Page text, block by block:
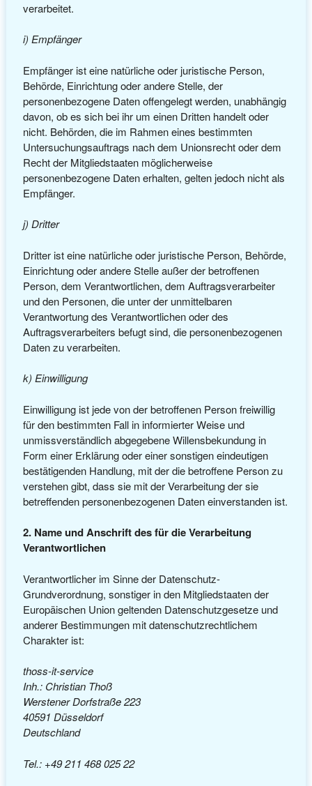
verarbeitet.
i) Empfänger
Empfänger ist eine natürliche oder juristische Person,
Behörde, Einrichtung oder andere Stelle, der
personenbezogene Daten offengelegt werden, unabhängig
davon, ob es sich bei ihr um einen Dritten handelt oder
nicht. Behörden, die im Rahmen eines bestimmten
Untersuchungsauftrags nach dem Unionsrecht oder dem
Recht der Mitgliedstaaten möglicherweise
personenbezogene Daten erhalten, gelten jedoch nicht als
Empfänger.
j) Dritter
Dritter ist eine natürliche oder juristische Person, Behörde,
Einrichtung oder andere Stelle außer der betroffenen
Person, dem Verantwortlichen, dem Auftragsverarbeiter
und den Personen, die unter der unmittelbaren
Verantwortung des Verantwortlichen oder des
Auftragsverarbeiters befugt sind, die personenbezogenen
Daten zu verarbeiten.
k) Einwilligung
Einwilligung ist jede von der betroffenen Person freiwillig
für den bestimmten Fall in informierter Weise und
unmissverständlich abgegebene Willensbekundung in
Form einer Erklärung oder einer sonstigen eindeutigen
bestätigenden Handlung, mit der die betroffene Person zu
verstehen gibt, dass sie mit der Verarbeitung der sie
betreffenden personenbezogenen Daten einverstanden ist.
2. Name und Anschrift des für die Verarbeitung
Verantwortlichen
Verantwortlicher im Sinne der Datenschutz-
Grundverordnung, sonstiger in den Mitgliedstaaten der
Europäischen Union geltenden Datenschutzgesetze und
anderer Bestimmungen mit datenschutzrechtlichem
Charakter ist:
thoss-it-service
Inh.: Christian Thoß
Werstener Dorfstraße 223
40591 Düsseldorf
Deutschland
Tel.: +49 211 468 025 22